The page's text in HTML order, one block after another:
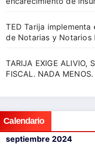
TED Tarija implementa
de Notarias y Notarios
TARIJA EXIGE ALIVIO,
FISCAL. NADA MENOS.
Calendario
septiembre 2024